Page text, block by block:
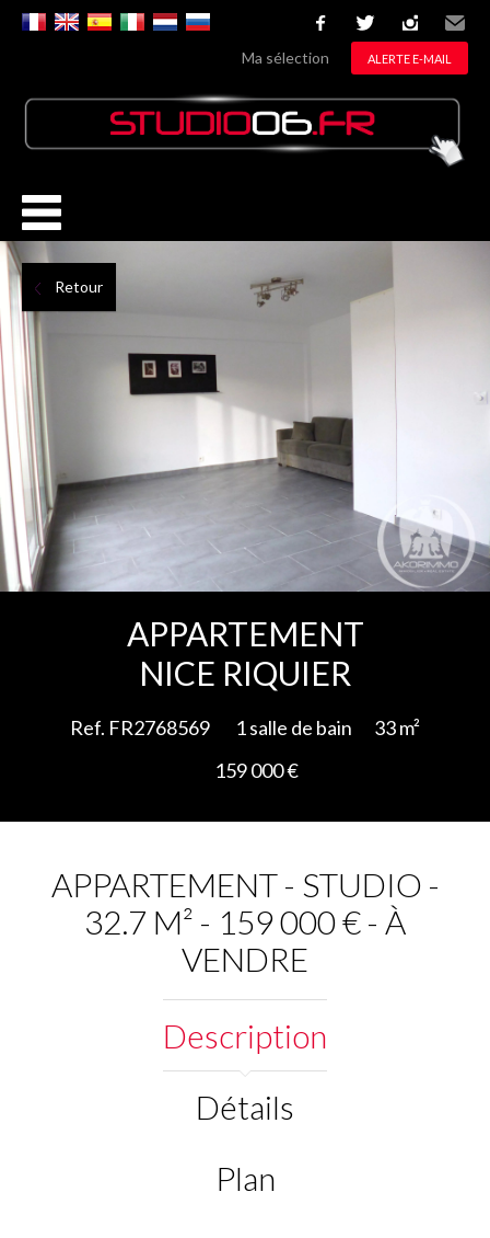
facebooktwitterinstagram
Email
Ma sélection ALERTE E-MAIL
Retour
APPARTEMENT
NICE RIQUIER
Ref. FR2768569 1 salle de bain
33 m²
159 000 €
APPARTEMENT - STUDIO -
32.7 M² - 159 000 € - À
VENDRE
Description
Détails
Plan